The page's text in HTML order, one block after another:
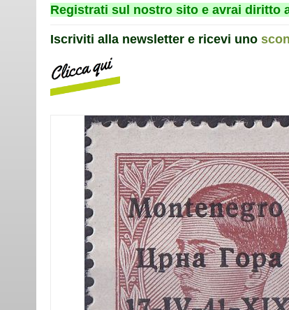
Registrati sul nostro sito e avrai diritto
Iscriviti alla newsletter e ricevi uno